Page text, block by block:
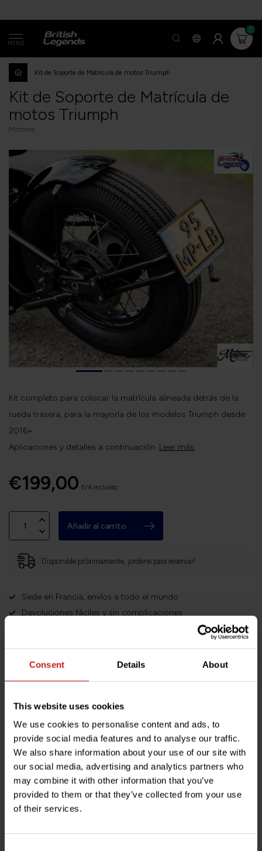
Consent Details About
This website uses cookies
We use cookies to personalise content and ads, to
provide social media features and to analyse our traffic.
We also share information about your use of our site with
our social media, advertising and analytics partners who
may combine it with other information that you’ve
provided to them or that they’ve collected from your use
of their services.
MENÚ
0
Kit de Soporte de Matrícula de motos Triumph
Kit de Soporte de Matrícula de
motos Triumph
Motone
Kit completo para colocar la matrícula alineada detrás de la
rueda trasera, para la mayoría de los modelos Triumph desde
2016+.
Aplicaciones y detalles a continuación. Leer más.
€199,00 IVA incluido
Añadir al carrito
Disponible próximamente, ¡ordene para reservar!
Sede en Francia, envíos a todo el mundo
Devoluciones fáciles y sin complicaciones
Especificaciones
¿Tienes alguna pregunta sobre este producto?
¿Necesita ayuda con su pedido? No dude en contactar
con nuestro servicio de atención al cliente en